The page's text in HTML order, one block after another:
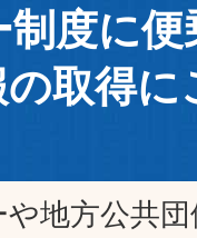
度に
取得
地方公共